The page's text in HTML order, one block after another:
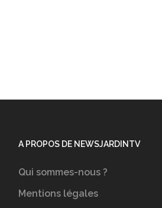
A PROPOS DE NEWSJARDINTV
Qui sommes-nous ?
Mentions légales